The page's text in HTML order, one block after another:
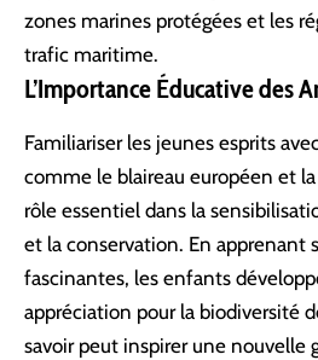
zones marines protégées et les
trafic maritime.
L’Importance Éducative des
Familiariser les jeunes esprits
comme le blaireau européen et
rôle essentiel dans la
et la conservation. En apprenant
fascinantes, les enfants
appréciation pour la biodiversité
savoir peut inspirer une nouvelle